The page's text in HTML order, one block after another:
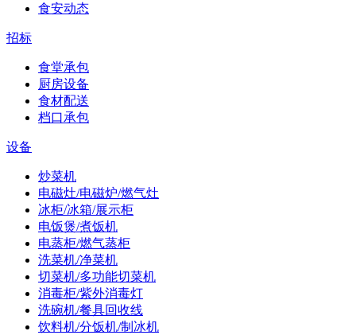
食安动态
招标
食堂承包
厨房设备
食材配送
档口承包
设备
炒菜机
电磁灶/电磁炉/燃气灶
冰柜/冰箱/展示柜
电饭煲/煮饭机
电蒸柜/燃气蒸柜
洗菜机/净菜机
切菜机/多功能切菜机
消毒柜/紫外消毒灯
洗碗机/餐具回收线
饮料机/分饭机/制冰机